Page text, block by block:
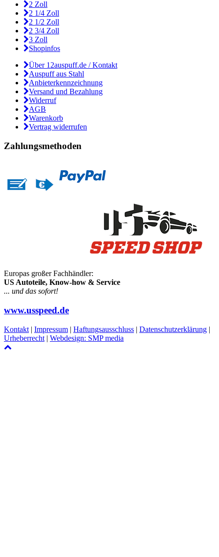
2 Zoll
2 1/4 Zoll
2 1/2 Zoll
2 3/4 Zoll
3 Zoll
Shopinfos
Über 12auspuff.de / Kontakt
Auspuff aus Stahl
Anbieterkennzeichnung
Versand und Bezahlung
Widerruf
AGB
Warenkorb
Vertrag widerrufen
Zahlungsmethoden
Europas großer Fachhändler:
US Autoteile, Know-how & Service
... und das sofort!
www.usspeed.de
Kontakt | Impressum | Haftungsausschluss | Datenschutzerklärung |
Urheberrecht | Webdesign: SMP media